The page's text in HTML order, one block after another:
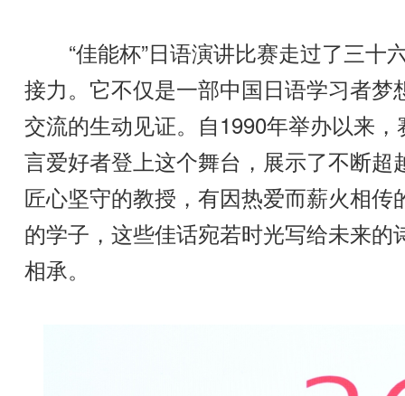
“佳能杯”日语演讲比赛走过了三十
接力。它不仅是一部中国日语学习者
交流的生动见证。自1990年举办以来
言爱好者登上这个舞台，展示了不断
匠心坚守的教授，有因热爱而薪火相传
的学子，这些佳话宛若时光写给未来
相承。